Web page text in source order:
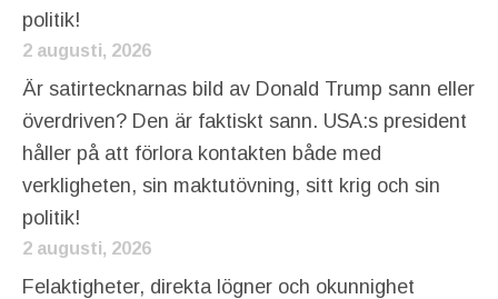
politik!
2 augusti, 2026
Är satirtecknarnas bild av Donald Trump sann eller
överdriven? Den är faktiskt sann. USA:s president
håller på att förlora kontakten både med
verkligheten, sin maktutövning, sitt krig och sin
politik!
2 augusti, 2026
Felaktigheter, direkta lögner och okunnighet